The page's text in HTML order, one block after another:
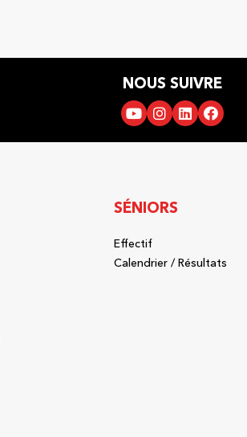
NOUS SUIVRE
SÉNIORS
Effectif
Calendrier / Résultats